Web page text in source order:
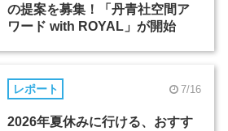
の提案を募集！「丹青社空間ア
ワード with ROYAL」が開始
レポート 7/16
2026年夏休みに行ける、おすす